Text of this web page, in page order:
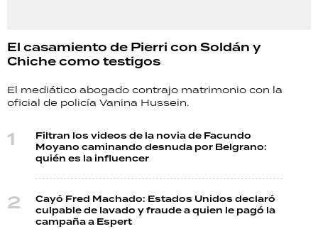
El casamiento de Pierri con Soldán y
Chiche como testigos
El mediático abogado contrajo matrimonio con la
oficial de policía Vanina Hussein.
Filtran los videos de la novia de Facundo
Moyano caminando desnuda por Belgrano:
quién es la influencer
Cayó Fred Machado: Estados Unidos declaró
culpable de lavado y fraude a quien le pagó la
campaña a Espert